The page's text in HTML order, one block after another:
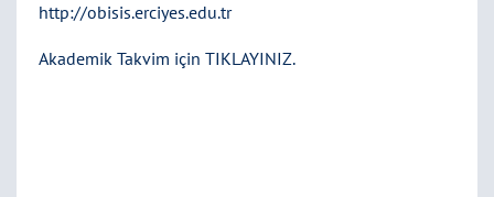
http://obisis.erciyes.edu.tr
Akademik Takvim için TIKLAYINIZ.